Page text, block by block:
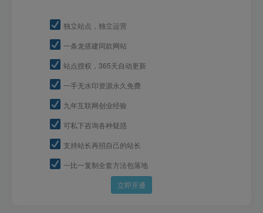
独立站点，独立运营
一条龙搭建同款网站
站点授权，365天自动更新
一手无水印资源永久免费
九年互联网创业经验
可私下咨询各种疑惑
支持站长再招自己的站长
一比一复制全套方法包落地
立即开通